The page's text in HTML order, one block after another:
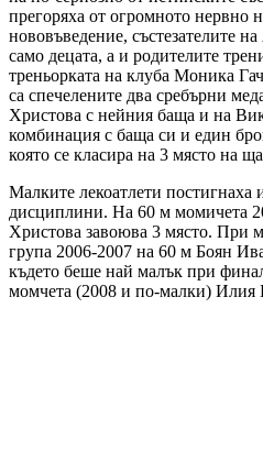
прегоряха от огромното нервно
нововъведение, състезателите
само децата, а и родителите
треньорката на клуба Моника
са спечелените два сребърни
Христова с нейния баща и на
комбинация с баща си и един
която се класира на 3 място на
Малките лекоатлети
дисциплини. На 60 м момичета
Христова завоюва 3 място. При
група 2006-2007 на 60 м Боян
където беше най малък при
момчета (2008 и по-малки) Илия